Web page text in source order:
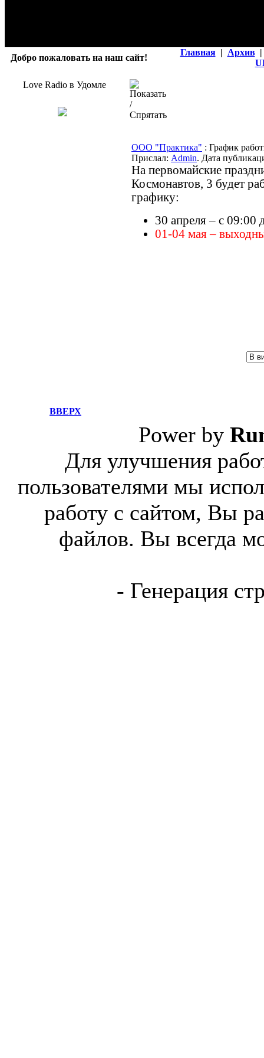
Добро пожаловать на наш сайт!
Главная | Архив |
Love Radio в Удомле
ООО "Практика" : График
Прислал: Admin. Дата
На первомайские
Космонавтов, 3 будет
графику:
30 апреля – с 09:00
01-04 мая –
ВВЕРХ
Power by
Для улучшения
пользователями мы
работу с сайтом, Вы
файлов. Вы всегда
- Генерация